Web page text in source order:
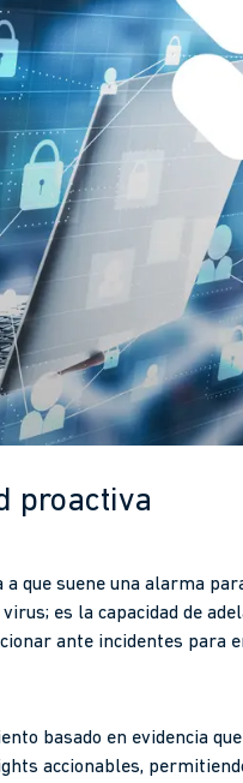
proactiva
que suene una alarma
es la capacidad de
ante incidentes para
basado en evidencia
accionables,